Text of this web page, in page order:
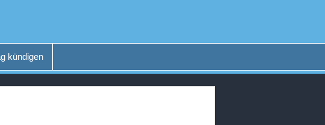
kündigen